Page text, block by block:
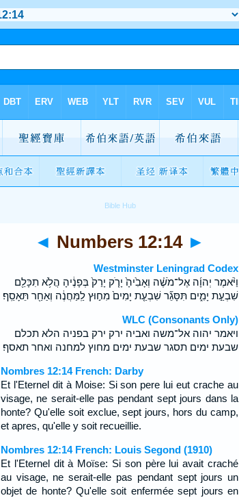
◄ Numbers 12:14 ►
Westminster Leningrad Codex
וַיֹּ֨אמֶר יְהוָ֜ה אֶל־מֹשֶׁ֗ה וְאָבִ֙יהָ֙ יָרֹ֤ק יָרַק֙ בְּפָנֶ֔יהָ הֲלֹ֥א תִכָּלֵ֖ם
שִׁבְעַ֣ת יָמִ֑ים תִּסָּגֵ֞ר שִׁבְעַ֤ת יָמִים֙ מִח֣וּץ לַֽמַּחֲנֶ֔ה וְאַחַ֖ר תֵּאָסֵֽף׃
WLC (Consonants Only)
ויאמר יהוה אל־משה ואביה ירק ירק בפניה הלא תכלם
שבעת ימים תסגר שבעת ימים מחוץ למחנה ואחר תאסף׃
Nombres 12:14 French: Darby
Et l'Eternel dit à Moise: Si son pere lui eut crache au
visage, ne serait-elle pas pendant sept jours dans la
honte? Qu'elle soit exclue, sept jours, hors du camp,
et apres, qu'elle y soit recueillie.
Nombres 12:14 French: Louis Segond (1910)
Et l'Eternel dit à Moïse: Si son père lui avait craché
au visage, ne serait-elle pas pendant sept jours un
objet de honte? Qu'elle soit enfermée sept jours en